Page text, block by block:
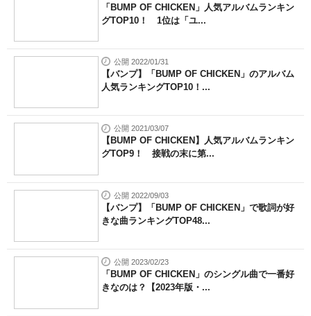
「BUMP OF CHICKEN」人気アルバムランキン
グTOP10！ 1位は「ユ...
公開 2022/01/31
【バンプ】「BUMP OF CHICKEN」のアルバム
人気ランキングTOP10！...
公開 2021/03/07
【BUMP OF CHICKEN】人気アルバムランキン
グTOP9！ 接戦の末に第...
公開 2022/09/03
【バンプ】「BUMP OF CHICKEN」で歌詞が好
きな曲ランキングTOP48...
公開 2023/02/23
「BUMP OF CHICKEN」のシングル曲で一番好
きなのは？【2023年版・...